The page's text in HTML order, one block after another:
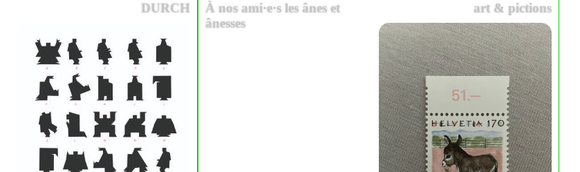
DURCH
À nos ami·e·s les ânes et
ânesses
art & pictions